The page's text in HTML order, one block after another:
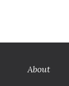
About